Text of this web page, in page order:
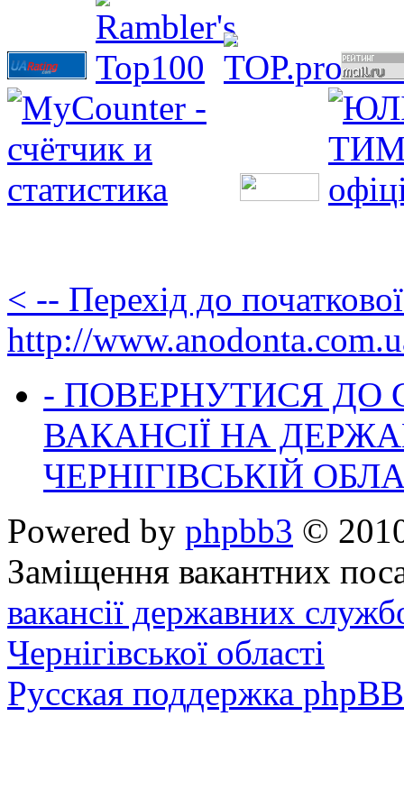
< -- Перехід до
http://
- ПОВЕРНУТИСЯ ДО
ВАКАНСІЇ НА
ЧЕРНІГІВСЬКІЙ
Powered by phpbb3 ©
Заміщення вакантних
вакансії державних
Чернігівської області
Русская поддержка phpBB